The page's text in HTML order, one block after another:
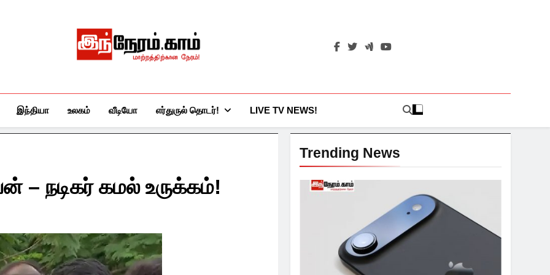
இந்நேரம்.காம்
இந்தியா உலகம் வீடியோ எர்துருல் தொடர்! LIVE TV NEWS!
– நடிகர் கமல் உருக்கம்!
Trending News